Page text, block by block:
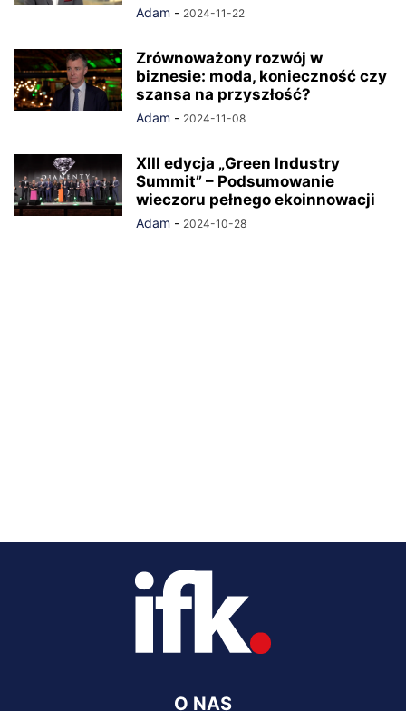
Adam - 2024-11-22
Zrównoważony rozwój w
biznesie: moda, konieczność czy
szansa na przyszłość?
Adam - 2024-11-08
XIII edycja „Green Industry
Summit” – Podsumowanie
wieczoru pełnego ekoinnowacji
Adam - 2024-10-28
O NAS